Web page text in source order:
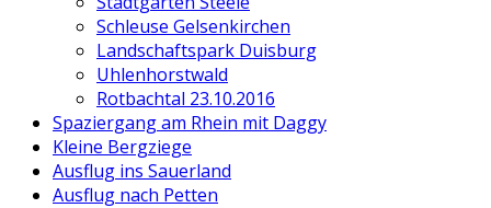
Schleuse Gelsenkirchen
Landschaftspark Duisburg
Uhlenhorstwald
Rotbachtal 23.10.2016
Spaziergang am Rhein mit Daggy
Kleine Bergziege
Ausflug ins Sauerland
Ausflug nach Petten